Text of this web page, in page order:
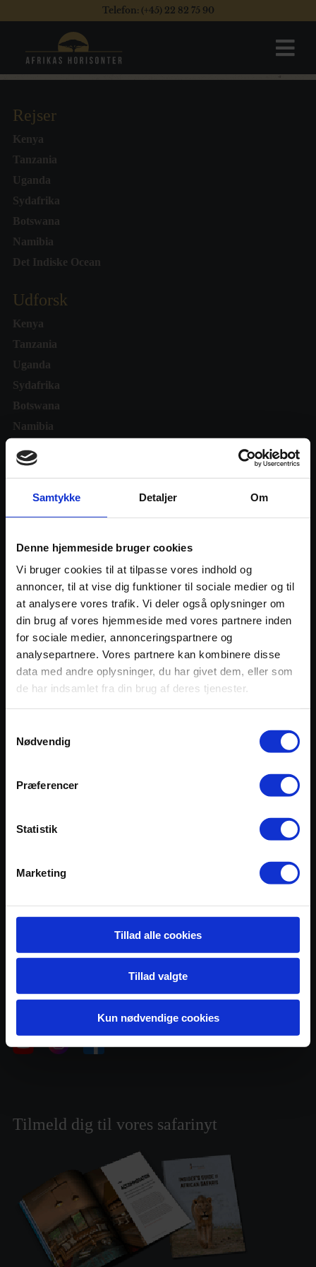
Samtykke Detaljer Om
Denne hjemmeside bruger cookies
Vi bruger cookies til at tilpasse vores indhold og
annoncer, til at vise dig funktioner til sociale medier og til
at analysere vores trafik. Vi deler også oplysninger om
din brug af vores hjemmeside med vores partnere inden
for sociale medier, annonceringspartnere og
analysepartnere. Vores partnere kan kombinere disse
data med andre oplysninger, du har givet dem, eller som
de har indsamlet fra din brug af deres tjenester.
Nødvendig
Præferencer
Statistik
Marketing
Tillad alle cookies
Tillad valgte
Kun nødvendige cookies
Telefon: (+45) 22 82 75 90
Rejser
Kenya
Tanzania
Uganda
Sydafrika
Botswana
Namibia
Det Indiske Ocean
Udforsk
Kenya
Tanzania
Uganda
Sydafrika
Botswana
Namibia
Information
Praktisk information
Se hvad vores kunder siger
Nyhedsbreve
Kontakt
Afrikas Horisonter ApS
Bakkedraget 10 – Buresø
3550 Slangerup
Email:info@afrikashorisonter.dk
(+45) 22 82 75 90
CVR: 42 66 70 72
Tilmeld dig til vores safarinyt